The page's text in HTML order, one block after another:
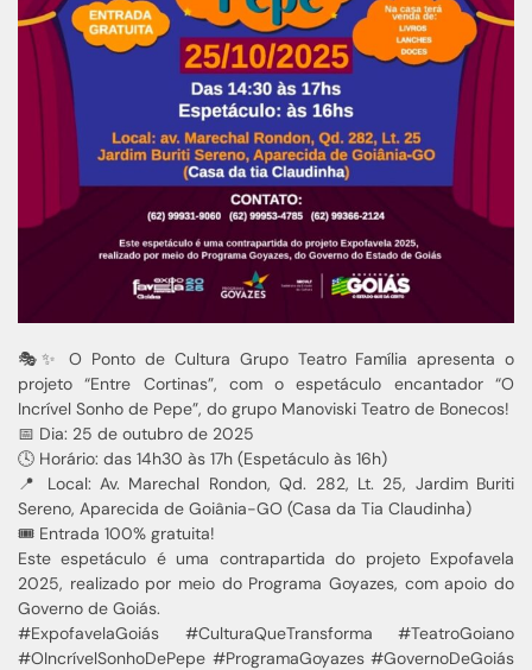
🎭✨ O Ponto de Cultura Grupo Teatro Família apresenta o
projeto “Entre Cortinas”, com o espetáculo encantador “O
Incrível Sonho de Pepe”, do grupo Manoviski Teatro de Bonecos!
📅 Dia: 25 de outubro de 2025
🕓 Horário: das 14h30 às 17h (Espetáculo às 16h)
📍 Local: Av. Marechal Rondon, Qd. 282, Lt. 25, Jardim Buriti
Sereno, Aparecida de Goiânia-GO (Casa da Tia Claudinha)
🎟️ Entrada 100% gratuita!
Este espetáculo é uma contrapartida do projeto Expofavela
2025, realizado por meio do Programa Goyazes, com apoio do
Governo de Goiás.
#ExpofavelaGoiás #CulturaQueTransforma #TeatroGoiano
#OIncrívelSonhoDePepe #ProgramaGoyazes #GovernoDeGoiás